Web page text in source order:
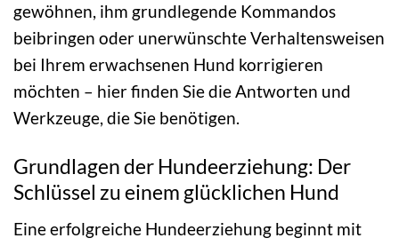
gewöhnen, ihm grundlegende Kommandos
beibringen oder unerwünschte Verhaltensweisen
bei Ihrem erwachsenen Hund korrigieren
möchten – hier finden Sie die Antworten und
Werkzeuge, die Sie benötigen.
Grundlagen der Hundeerziehung: Der
Schlüssel zu einem glücklichen Hund
Eine erfolgreiche Hundeerziehung beginnt mit